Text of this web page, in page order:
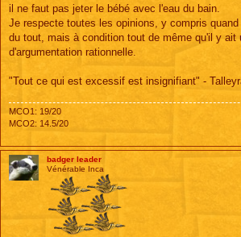
il ne faut pas jeter le bébé avec l'eau du bain.
Je respecte toutes les opinions, y compris
du tout, mais à condition tout de même qu'il y ait
d'argumentation rationnelle.
"Tout ce qui est excessif est insignifiant" -
MCO1: 19/20
MCO2: 14.5/20
badger leader
Vénérable Inca